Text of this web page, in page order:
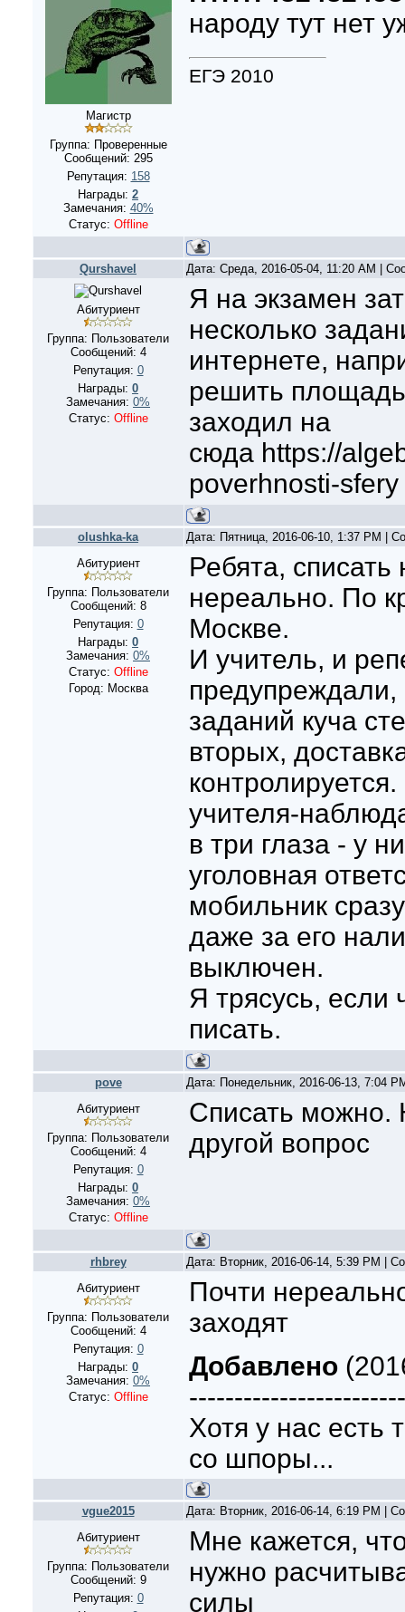
Магистр
Группа: Проверенные
Сообщений: 295
Репутация: 158
Награды: 2
Замечания: 40%
Статус: Offline
народу тут нет
ЕГЭ 2010
Qurshavel Дата: Среда, 2016-05-04, 11:20 AM |
Абитуриент
Группа: Пользователи
Сообщений: 4
Репутация: 0
Награды: 0
Замечания: 0%
Статус: Offline
Я на экзамен
несколько
интернете,
решить
заходил на
сюда https://
poverhnosti-
olushka-ka
Дата: Пятница, 2016-06-10, 1:37 PM |
Абитуриент
Группа: Пользователи
Сообщений: 8
Репутация: 0
Награды: 0
Замечания: 0%
Статус: Offline
Город: Москва
Ребята,
нереально. По
Москве.
И учитель, и
предупреждали,
заданий куча
вторых,
учителя-
в три глаза - у
уголовная
мобильник
даже за его
выключен.
Я трясусь, если
писать.
pove
Дата: Понедельник, 2016-06-13, 7:04
Абитуриент
Группа: Пользователи
Сообщений: 4
Репутация: 0
Награды: 0
Замечания: 0%
Статус: Offline
Списать можно.
другой вопрос
rhbrey
Дата: Вторник, 2016-06-14, 5:39 PM |
Абитуриент
Группа: Пользователи
Сообщений: 4
Репутация: 0
Награды: 0
Замечания: 0%
Статус: Offline
Почти
заходят
Добавлено
Хотя у нас есть
со шпоры...
vgue2015
Дата: Вторник, 2016-06-14, 6:19 PM |
Абитуриент
Группа: Пользователи
Сообщений: 9
Репутация: 0
Мне кажется,
нужно
силы